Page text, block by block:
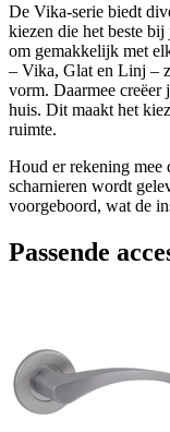
De Vika-serie biedt
kiezen die het beste
om gemakkelijk met
– Vika, Glat en Linj –
vorm. Daarmee creëer
huis. Dit maakt het
ruimte.
Houd er rekening mee
scharnieren wordt
voorgeboord, wat de
Passende